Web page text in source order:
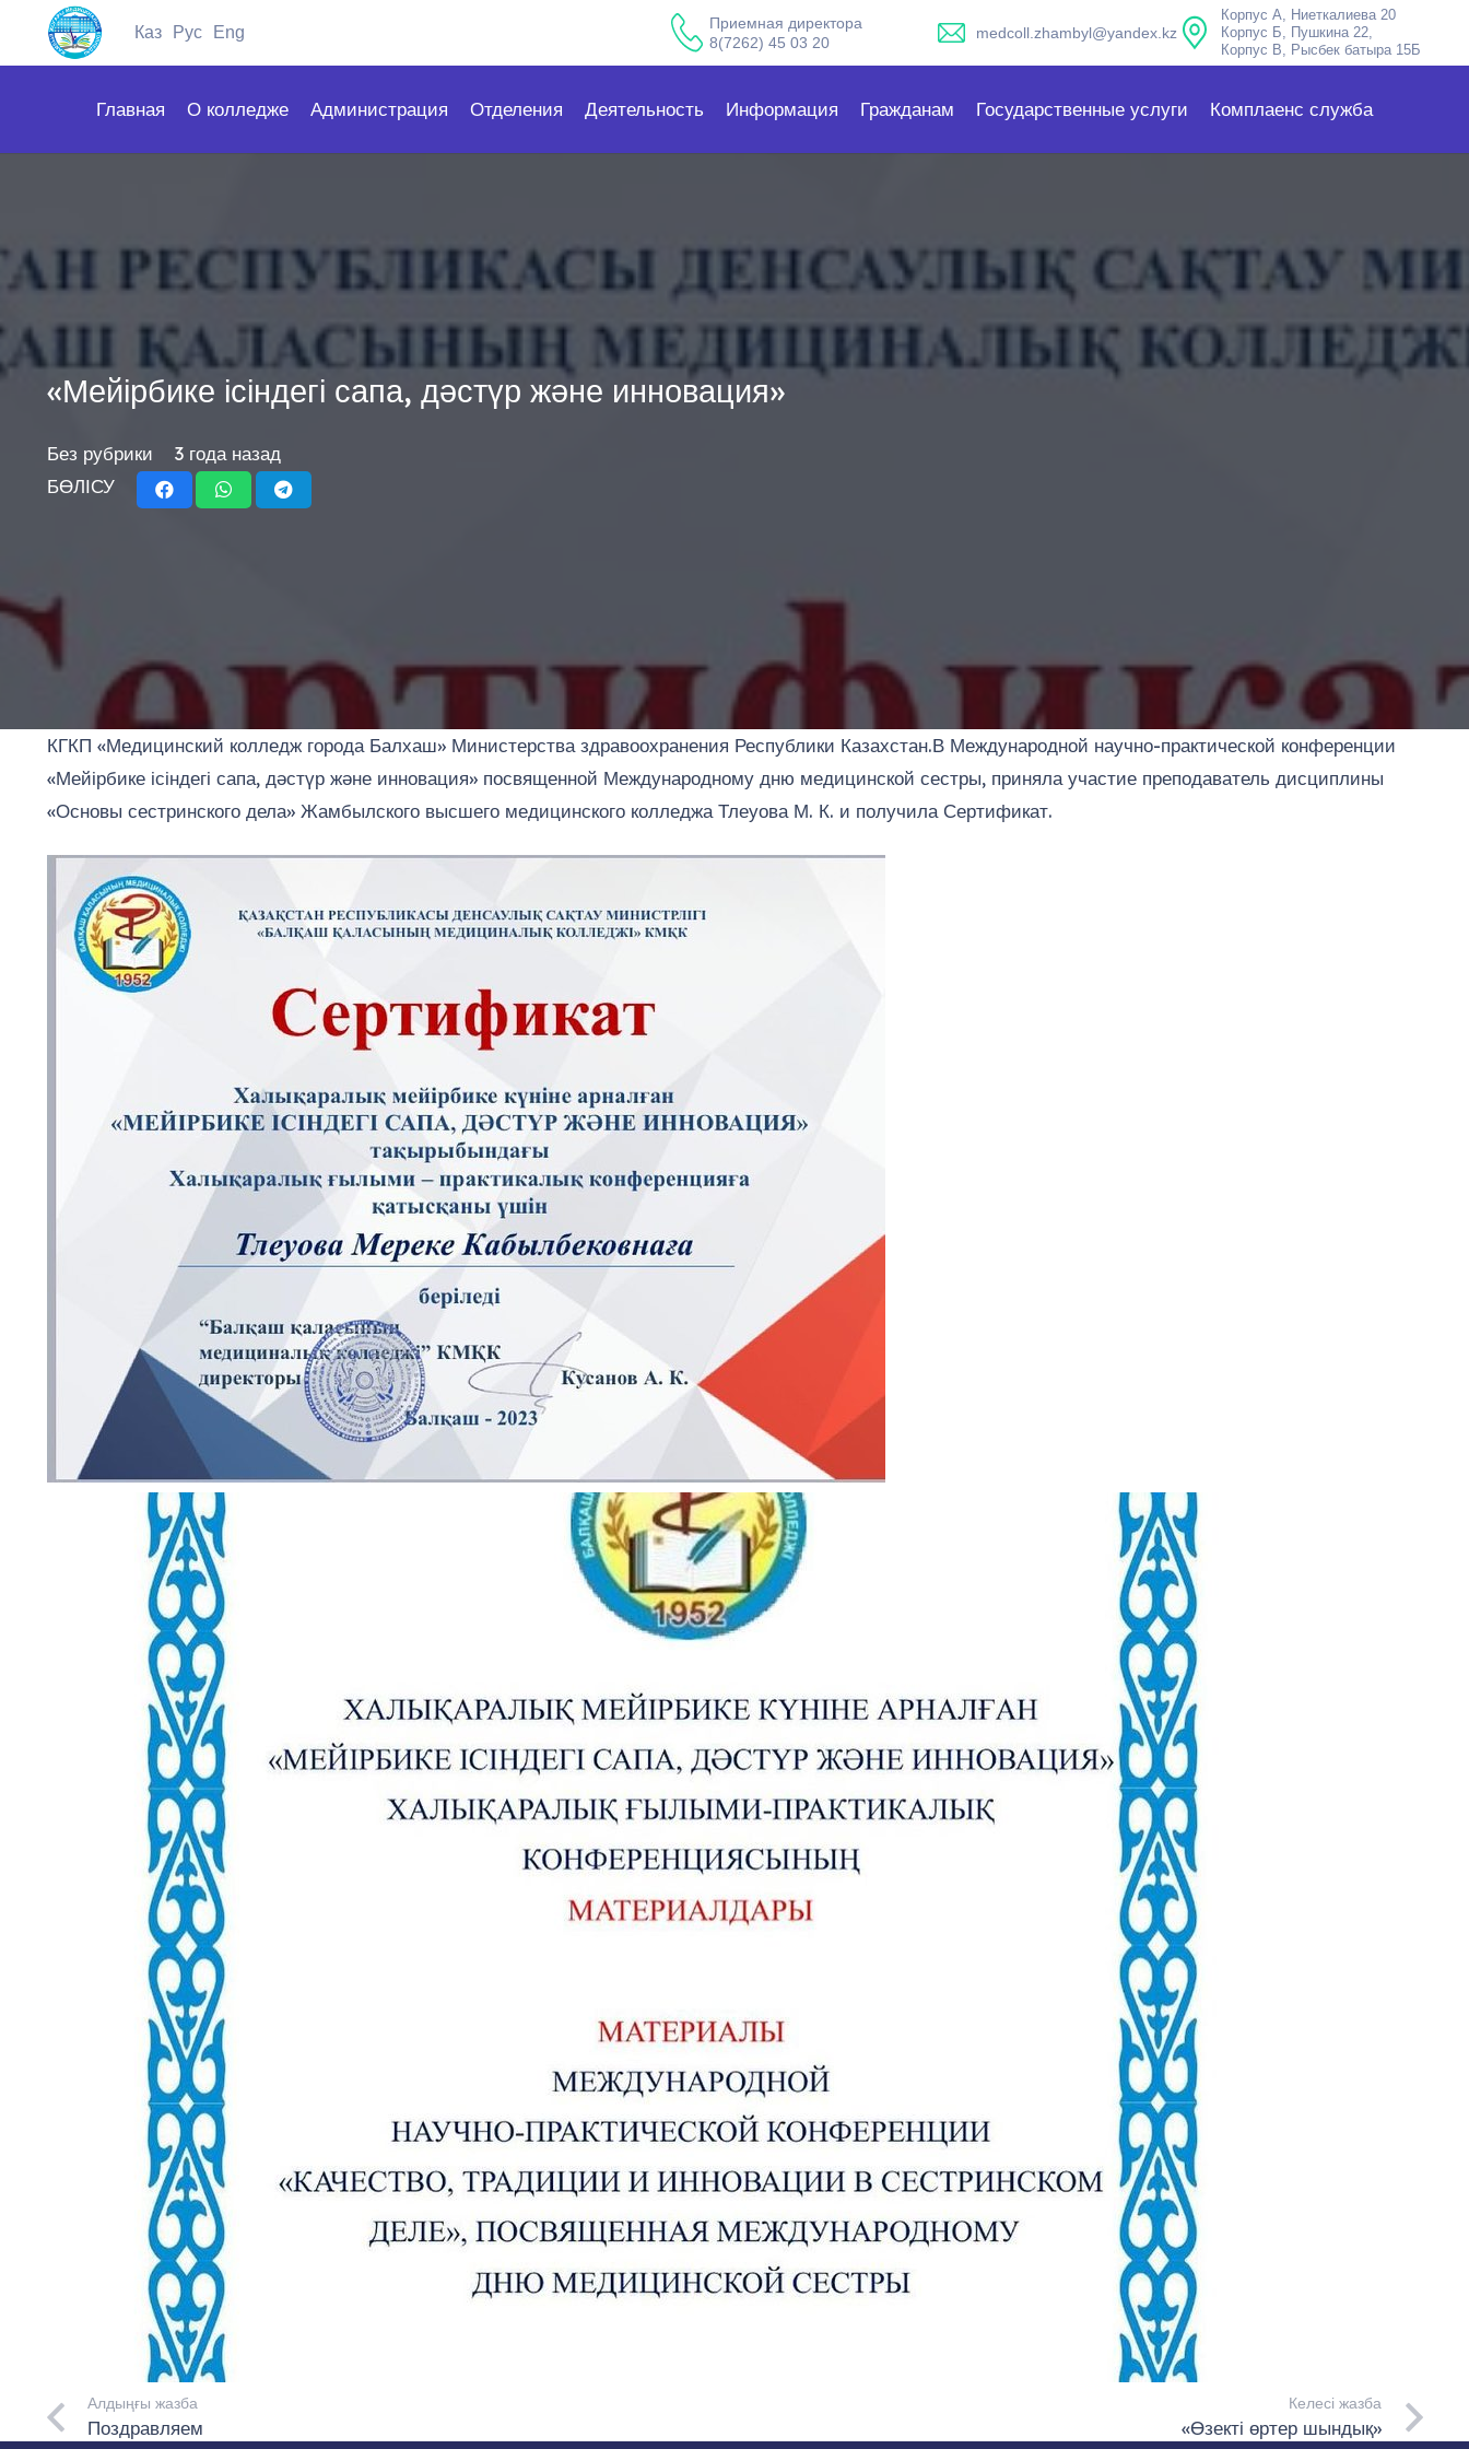
Каз Рус Eng
Приемная директора
8(7262) 45 03 20
medcoll.zhambyl@yandex.kz
Корпус А, Ниеткалиева 20
Корпус Б, Пушкина 22,
Корпус В, Рысбек батыра 15Б
Главная О колледже Администрация Отделения Деятельность Информация Гражданам Государственные услуги Комплаенс служба
«Мейірбике ісіндегі сапа, дәстүр және инновация»
Без рубрики
3 года назад
БӨЛІСУ
КГКП «Медицинский колледж города Балхаш» Министерства здравоохранения Республики Казахстан.В Международной научно-практической конференции
«Мейірбике ісіндегі сапа, дәстүр және инновация» посвященной Международному дню медицинской сестры, приняла участие преподаватель дисциплины
«Основы сестринского дела» Жамбылского высшего медицинского колледжа Тлеуова М. К. и получила Сертификат.
Алдыңғы жазба
Поздравляем
Келесі жазба
«Өзекті өртер шындық»